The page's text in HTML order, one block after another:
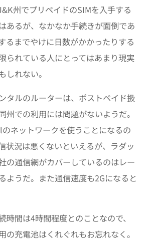
州でプリペイドのSIMを入手する
あるが、なかなか手続きが面倒であ
るまでやけに日数がかかったりする
られている人にとってはあまり現実
しれない。
タルのルーターは、ポストペイド扱
州での利用には問題がないようだ。
ネットワークを使うことになるの
状況は悪くないといえるが、ラダッ
の通信網がカバーしているのはレー
ようだ。また通信速度も2Gになると
時間は4時間程度とのことなので、
の充電池はくれぐれもお忘れなく。